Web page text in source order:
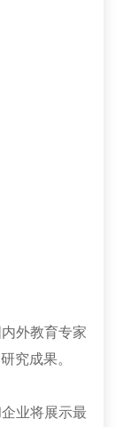
外教育专家
究成果。
业将展示最